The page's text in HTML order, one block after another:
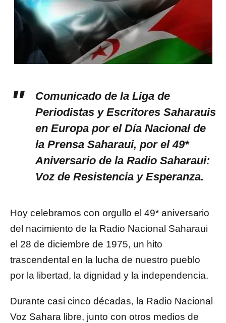
Comunicado de la Liga de
Periodistas y Escritores Saharauis
en Europa por el Día Nacional de
la Prensa Saharaui, por el49*
Aniversario de la Radio Saharaui:
Voz de Resistencia y Esperanza.
Hoy celebramos con orgullo el 49* aniversario
del nacimiento de la Radio Nacional Saharaui
el 28 de diciembre de 1975, un hito
trascendental en la lucha de nuestro pueblo
por la libertad, la dignidad y la independencia.
Durante casi cinco décadas, la Radio Nacional
Voz Sahara libre, junto con otros medios de